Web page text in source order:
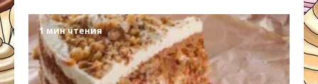
1 мин чтения